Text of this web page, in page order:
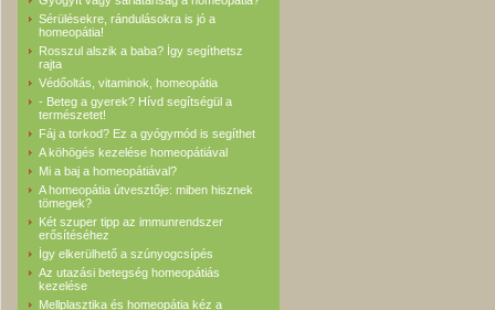
Sérülésekre, rándulásokra is jó a
homeopátia!
Rosszul alszik a baba? Így segíthetsz
rajta
Védőoltás, vitaminok, homeopátia
- Beteg a gyerek? Hívd segítségül a
természetet!
Fáj a torkod? Ez a gyógymód is segíthet
A köhögés kezelése homeopátiával
Mi a baj a homeopátiával?
A homeopátia útvesztője: miben hisznek
tömegek?
Két szuper tipp az immunrendszer
erősítéséhez
Így elkerülhető a szúnyogcsípés
Az utazási betegség homeopátiás
kezelése
Mellplasztika és homeopátia kéz a